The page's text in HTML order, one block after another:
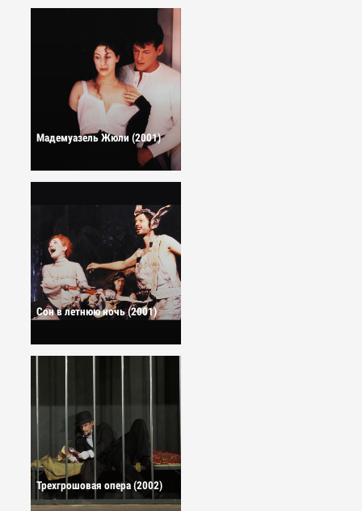
Мадемуазель Жюли (2001)
Сон в летнюю ночь (2001)
Трехгрошовая опера (2002)